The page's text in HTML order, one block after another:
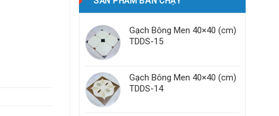
Gạch Bông Men 40×40 (cm)
TDDS-15
Gạch Bông Men 40×40 (cm)
TDDS-14